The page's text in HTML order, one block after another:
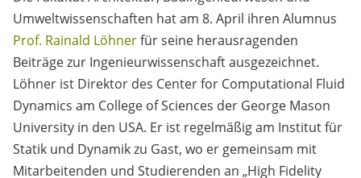
Umweltwissenschaften hat am 8. April ihren Alumnus
Prof. Rainald Löhnerfür seine herausragenden
Beiträge zur Ingenieurwissenschaft ausgezeichnet.
Löhner ist Direktor des Center for Computational Fluid
Dynamics am College of Sciences der George Mason
University in den USA. Er ist regelmäßig am Institut für
Statik und Dynamik zu Gast, wo er gemeinsam mit
Mitarbeitenden und Studierenden an „High Fidelity